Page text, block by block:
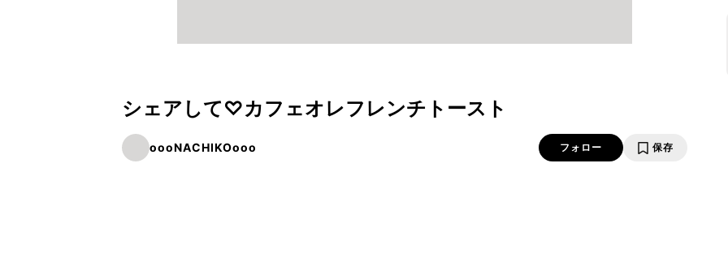
シェアして♡カフェオレフレンチトースト
oooNACHIKOooo フォロー 保存